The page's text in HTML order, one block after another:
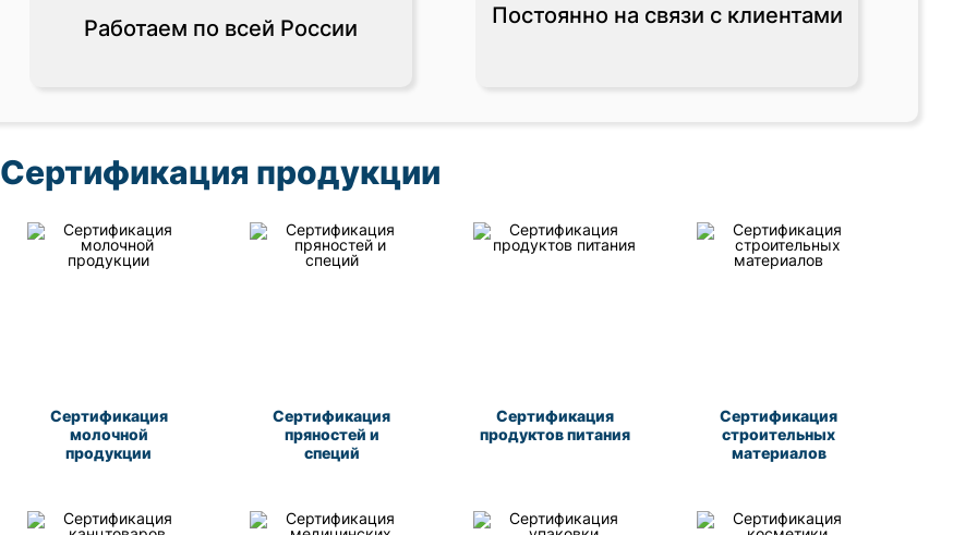
Работаем по всей России Постоянно на связи с клиентами
Сертификация продукции
Сертификация
молочной
продукции
Сертификация
пряностей и
специй
Сертификация
продуктов питания
Сертификация
строительных
материалов